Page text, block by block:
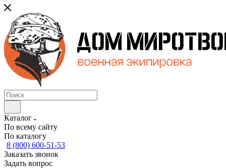
Каталог
По всему сайту
По каталогу
8 (800) 600-51-53
Заказать звонок
Задать вопрос